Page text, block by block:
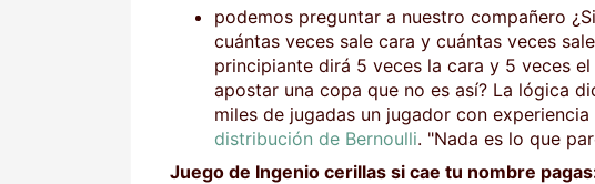
podemos preguntar a nuestro compañero
cuántas veces sale cara y cuántas veces
principiante dirá 5 veces la cara y 5 veces
apostar una copa que no es así? La lógica
miles de jugadas un jugador con
distribución de Bernoulli. "Nada es lo que
Juego de Ingenio cerillas si cae tu nombre